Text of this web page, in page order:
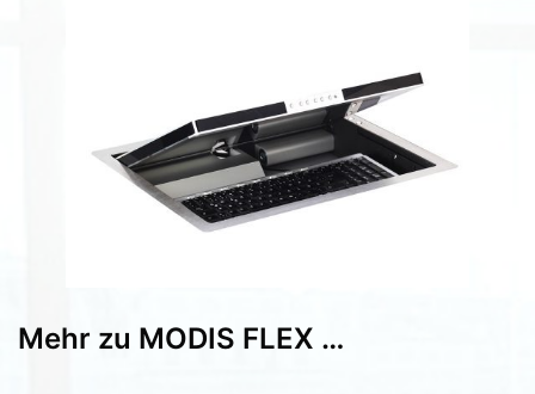
Mehr zu MODIS FLEX …